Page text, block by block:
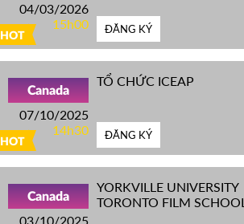
HOT
04/03/2026
15h00
ĐĂNG KÝ
HOT
Canada
07/10/2025
14h30
TỔ CHỨC ICEAP
ĐĂNG KÝ
Canada
03/10/2025
YORKVILLE UNIVERSITY
TORONTO FILM SCHOOL